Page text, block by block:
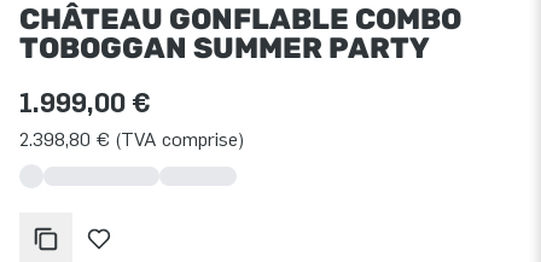
CHÂTEAU GONFLABLE COMBO
TOBOGGAN SUMMER PARTY
1.999,00 €
2.398,80 € (TVA comprise)